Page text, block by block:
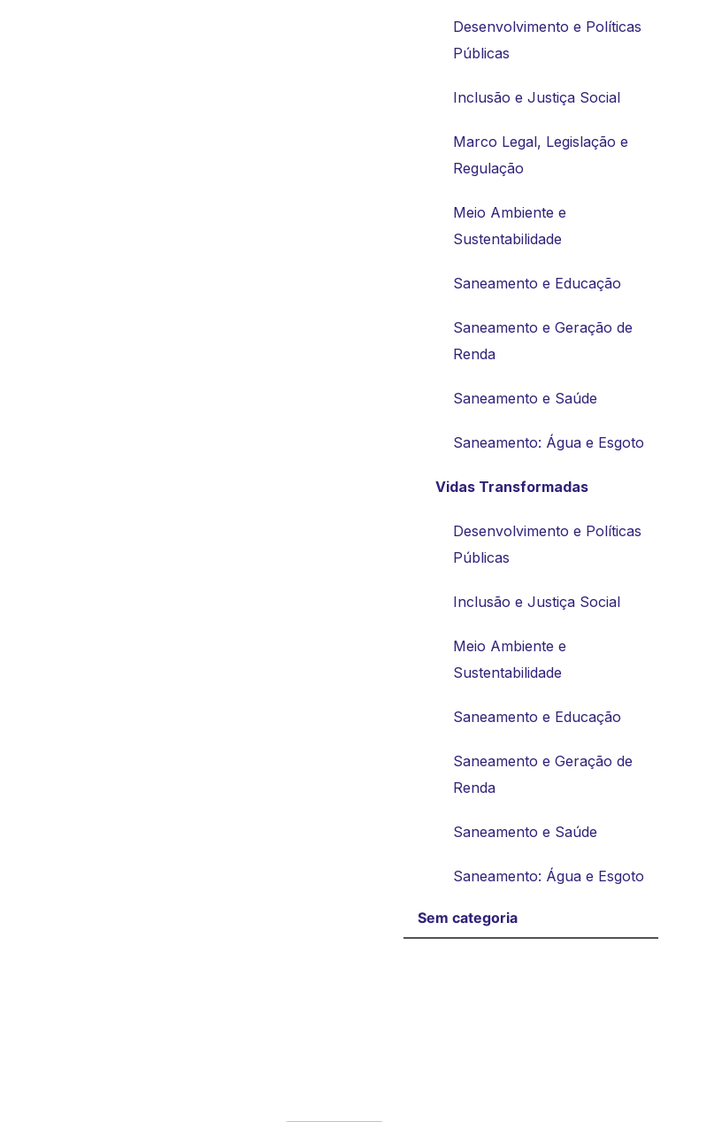
Desenvolvimento e Políticas
Públicas
Inclusão e Justiça Social
Marco Legal, Legislação e
Regulação
Meio Ambiente e
Sustentabilidade
Saneamento e Educação
Saneamento e Geração de
Renda
Saneamento e Saúde
Saneamento: Água e Esgoto
Vidas Transformadas
Desenvolvimento e Políticas
Públicas
Inclusão e Justiça Social
Meio Ambiente e
Sustentabilidade
Saneamento e Educação
Saneamento e Geração de
Renda
Saneamento e Saúde
Saneamento: Água e Esgoto
Sem categoria